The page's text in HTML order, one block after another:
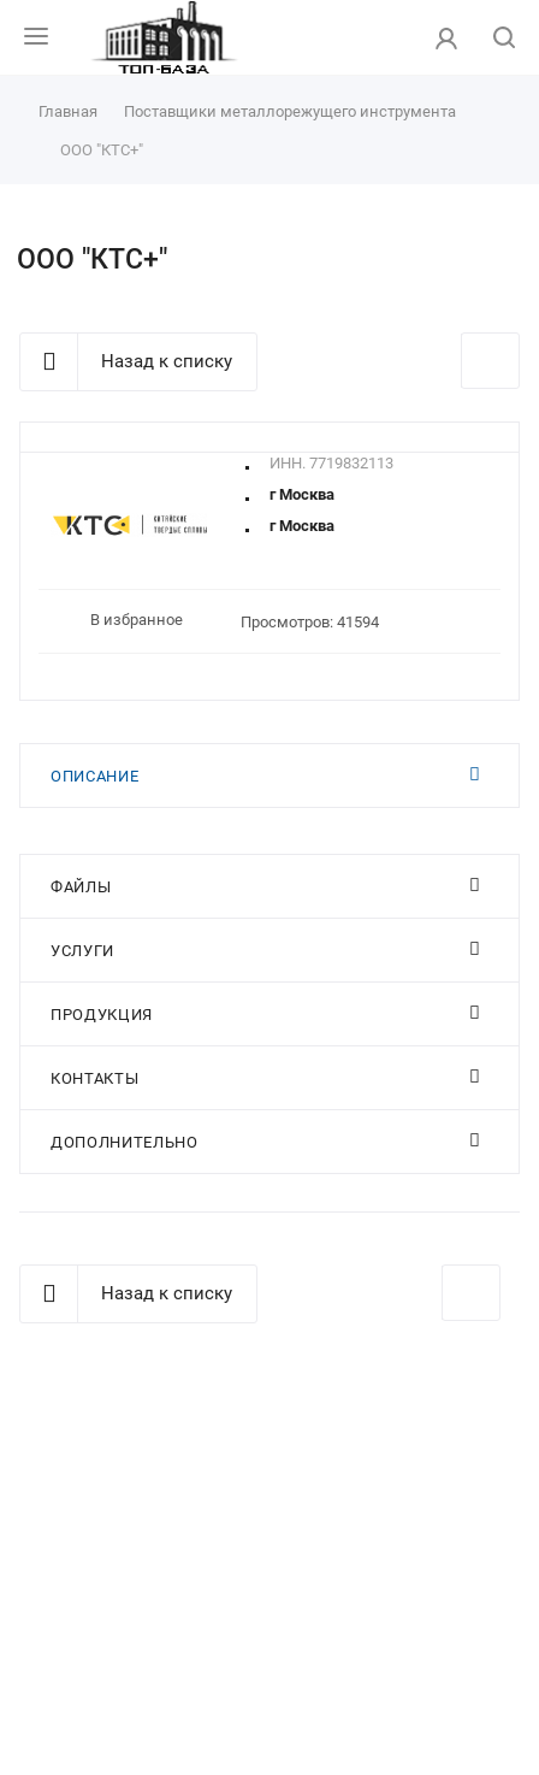
Главная Поставщики металлорежущего инструмента
ООО "КТС+"
ООО "КТС+"
Назад к списку
ИНН. 7719832113
г Москва
г Москва
В избранное Просмотров: 41594
ОПИСАНИЕ
ФАЙЛЫ
УСЛУГИ
ПРОДУКЦИЯ
КОНТАКТЫ
ДОПОЛНИТЕЛЬНО
Назад к списку